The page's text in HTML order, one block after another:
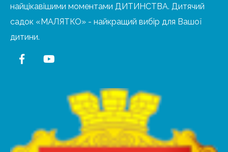
найцікавішими моментами ДИТИНСТВА. Дитячий
садок «МАЛЯТКО» - найкращий вибір для Вашої
дитини.